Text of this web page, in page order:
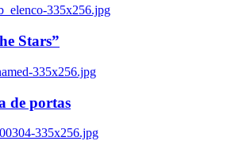
335x256.jpg
Stars”
335x256.jpg
de portas
335x256.jpg